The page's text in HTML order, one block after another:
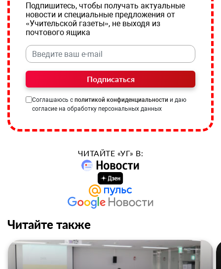
Подпишитесь, чтобы получать актуальные
новости и специальные предложения от
«Учительской газеты», не выходя из
почтового ящика
Подписаться
Соглашаюсь с политикой конфиденциальности и даю
согласие на обработку персональных данных
ЧИТАЙТЕ «УГ» В:
Читайте также